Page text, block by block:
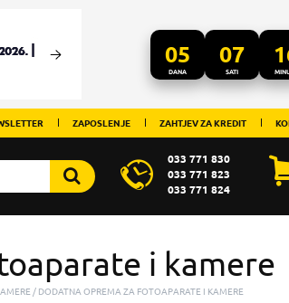
05
DANA
07
SATI
ZAPOSLENJE ZAHTJEV ZA KREDIT
033 771 830
033 771 823
033 771 824
i kamere
DODATNA OPREMA ZA FOTOAPARATE I KAMERE